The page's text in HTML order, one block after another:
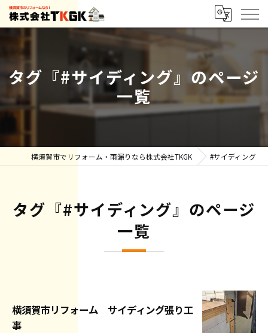
タグ『#サイディング』のページ
一覧
横須賀市でリフォーム・雨漏りなら株式会社TKGK #サイディング
タグ『#サイディング』のページ
一覧
横須賀市リフォーム サイディング張り工
事